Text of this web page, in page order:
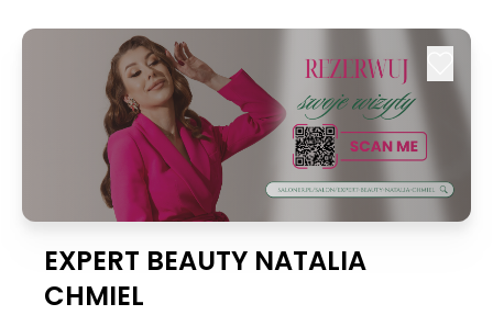
EXPERT BEAUTY NATALIA
CHMIEL